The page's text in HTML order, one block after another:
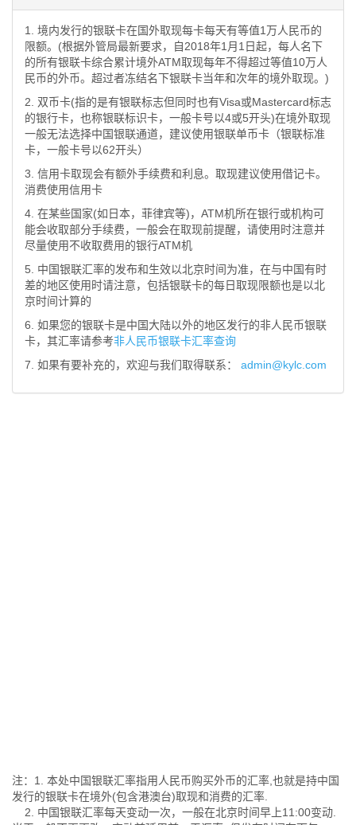
1. 境内发行的银联卡在国外取现每卡每天有等值1万人民币的
限额。(根据外管局最新要求，自2018年1月1日起，每人名下
的所有银联卡综合累计境外ATM取现每年不得超过等值10万人
民币的外币。超过者冻结名下银联卡当年和次年的境外取现。)
2. 双币卡(指的是有银联标志但同时也有Visa或Mastercard标志
的银行卡，也称银联标识卡，一般卡号以4或5开头)在境外取现
一般无法选择中国银联通道，建议使用银联单币卡（银联标准
卡，一般卡号以62开头）
3. 信用卡取现会有额外手续费和利息。取现建议使用借记卡。
消费使用信用卡
4. 在某些国家(如日本，菲律宾等)，ATM机所在银行或机构可
能会收取部分手续费，一般会在取现前提醒，请使用时注意并
尽量使用不收取费用的银行ATM机
5. 中国银联汇率的发布和生效以北京时间为准，在与中国有时
差的地区使用时请注意，包括银联卡的每日取现限额也是以北
京时间计算的
6. 如果您的银联卡是中国大陆以外的地区发行的非人民币银联
卡，其汇率请参考非人民币银联卡汇率查询
7. 如果有要补充的，欢迎与我们取得联系： admin@kylc.com
注：1. 本处中国银联汇率指用人民币购买外币的汇率,也就是持中国
发行的银联卡在境外(包含港澳台)取现和消费的汇率.
2. 中国银联汇率每天变动一次，一般在北京时间早上11:00变动.